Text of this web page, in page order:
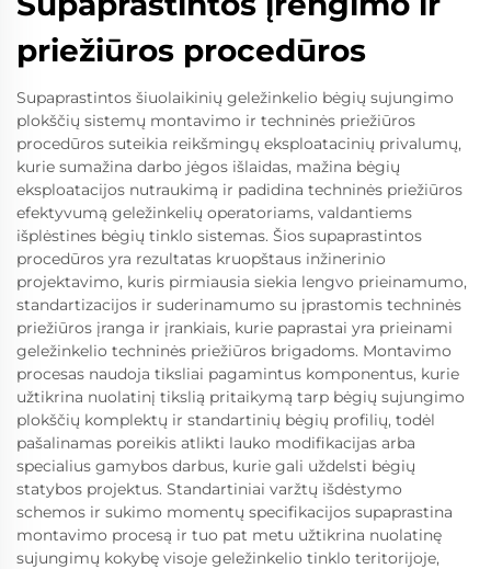
priežiūros procedūros
Supaprastintos šiuolaikinių geležinkelio bėgių sujungimo
plokščių sistemų montavimo ir techninės priežiūros
procedūros suteikia reikšmingų eksploatacinių privalumų,
kurie sumažina darbo jėgos išlaidas, mažina bėgių
eksploatacijos nutraukimą ir padidina techninės priežiūros
efektyvumą geležinkelių operatoriams, valdantiems
išplėstines bėgių tinklo sistemas. Šios supaprastintos
procedūros yra rezultatas kruopštaus inžinerinio
projektavimo, kuris pirmiausia siekia lengvo prieinamumo,
standartizacijos ir suderinamumo su įprastomis techninės
priežiūros įranga ir įrankiais, kurie paprastai yra prieinami
geležinkelio techninės priežiūros brigadoms. Montavimo
procesas naudoja tiksliai pagamintus komponentus, kurie
užtikrina nuolatinį tikslią pritaikymą tarp bėgių sujungimo
plokščių komplektų ir standartinių bėgių profilių, todėl
pašalinamas poreikis atlikti lauko modifikacijas arba
specialius gamybos darbus, kurie gali uždelsti bėgių
statybos projektus. Standartiniai varžtų išdėstymo
schemos ir sukimo momentų specifikacijos supaprastina
montavimo procesą ir tuo pat metu užtikrina nuolatinę
sujungimų kokybę visoje geležinkelio tinklo teritorijoje,